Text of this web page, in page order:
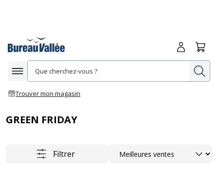
Afficher la navigation
Trouver mon magasin
Me
GREEN FRIDAY
Filtrer Trier